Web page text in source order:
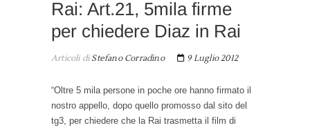
Rai: Art.21, 5mila firme
per chiedere Diaz in Rai
Articoli diStefano Corradino 9 Luglio 2012
“Oltre 5 mila persone in poche ore hanno firmato il
nostro appello, dopo quello promosso dal sito del
tg3, per chiedere che la Rai trasmetta il film di